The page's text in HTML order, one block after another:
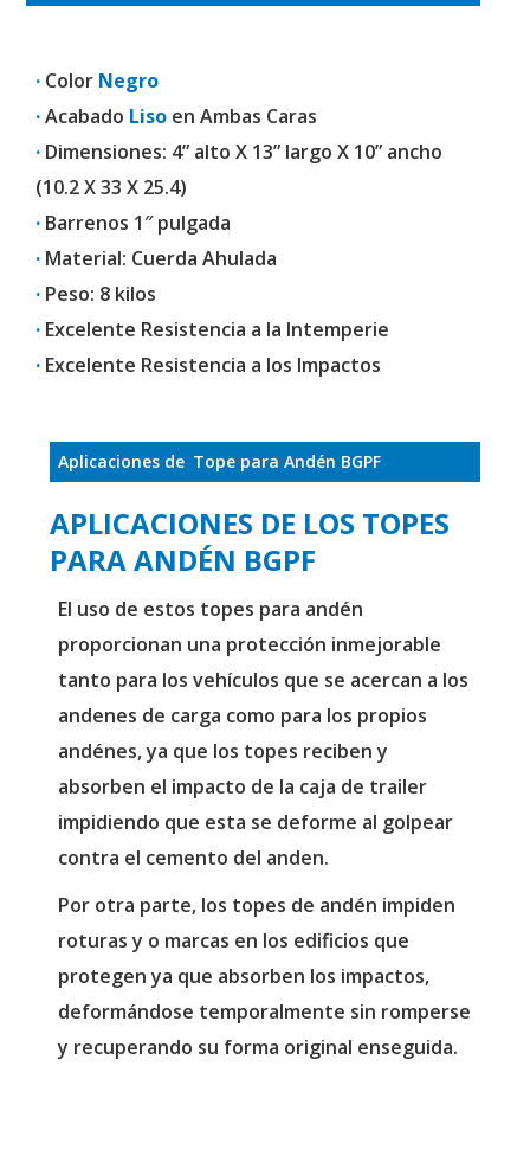
· Color Negro
·Acabado Liso en Ambas Caras
· Dimensiones: 4” alto X 13” largo X 10” ancho
(10.2 X 33 X 25.4)
· Barrenos 1″ pulgada
· Material: Cuerda Ahulada
· Peso: 8 kilos
· Excelente Resistencia a la Intemperie
· Excelente Resistencia a los Impactos
Aplicaciones de Tope para Andén BGPF
APLICACIONES DE LOS TOPES
PARA ANDÉN BGPF
El uso de estos topes para andén
proporcionan una protección inmejorable
tanto para los vehículos que se acercan a los
andenes de carga como para los propios
andénes, ya que los topes reciben y
absorben el impacto de la caja de trailer
impidiendo que esta se deforme al golpear
contra el cemento del anden.
Por otra parte, los topes de andén impiden
roturas y o marcas en los edificios que
protegen ya que absorben los impactos,
deformándose temporalmente sin romperse
y recuperando su forma original enseguida.